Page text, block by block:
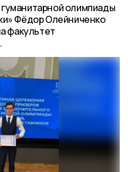
олимпиады
Фёдор Олейниченко
факультет